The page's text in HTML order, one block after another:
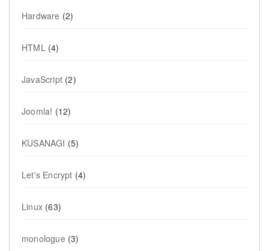
Hardware (2)
HTML (4)
JavaScript (2)
Joomla! (12)
KUSANAGI (5)
Let's Encrypt (4)
Linux (63)
monologue (3)